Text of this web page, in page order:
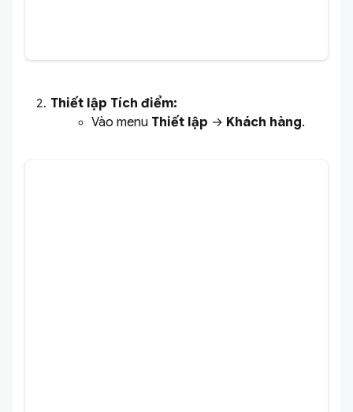
Thiết lập Tích điểm:
Vào menu Thiết lập → Khách hàng.